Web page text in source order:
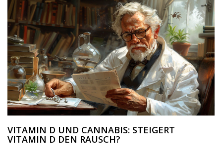
VITAMIN D UND CANNABIS: STEIGERT
VITAMIN D DEN RAUSCH?